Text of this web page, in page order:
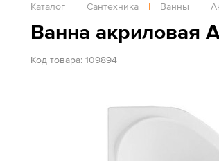
Каталог | Сантехника | Ванны |
Ванна акриловая
Код товара: 109894